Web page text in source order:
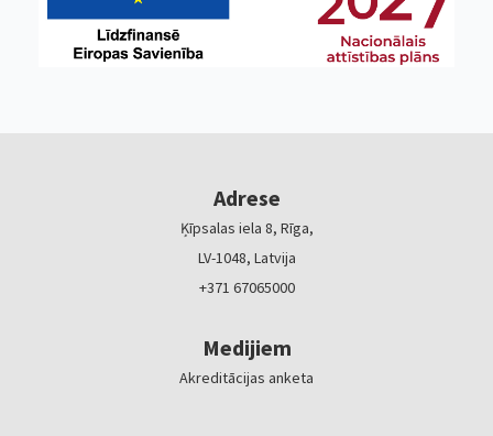
Adrese
Ķīpsalas iela 8, Rīga,
LV-1048, Latvija
+371 67065000
Medijiem
Akreditācijas anketa